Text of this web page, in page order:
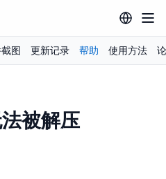
图 更新记录 帮助 使用方法
被解压